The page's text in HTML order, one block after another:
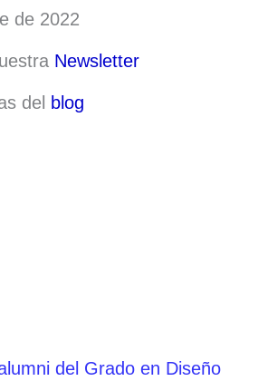
de 2022
Newsletter
del blog
del Grado en Diseño